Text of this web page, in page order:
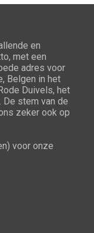
en
met een
adres voor
Belgen in het
Duivels, het
De stem van de
zeker ook op
voor onze